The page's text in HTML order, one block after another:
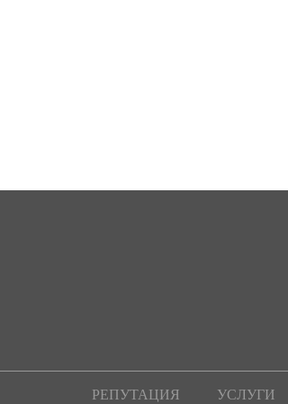
РЕПУТАЦИЯ
УСЛУГИ